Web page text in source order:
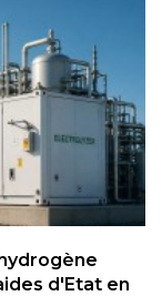
d'Etat en